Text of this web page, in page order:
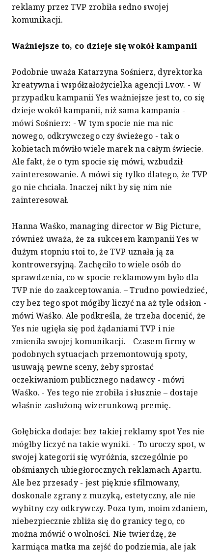
reklamy przez TVP zrobiła sedno swojej
komunikacji.
Ważniejsze to, co dzieje się wokół kampanii
Podobnie uważa Katarzyna Sośnierz, dyrektorka
kreatywna i współzałożycielka agencji Lvov. - W
przypadku kampanii Yes ważniejsze jest to, co się
dzieje wokół kampanii, niż sama kampania -
mówi Sośnierz: - W tym spocie nie ma nic
nowego, odkrywczego czy świeżego - tak o
kobietach mówiło wiele marek na całym świecie.
Ale fakt, że o tym spocie się mówi, wzbudził
zainteresowanie. A mówi się tylko dlatego, że TVP
go nie chciała. Inaczej nikt by się nim nie
zainteresował.
Hanna Waśko, managing director w Big Picture,
również uważa, że za sukcesem kampanii Yes w
dużym stopniu stoi to, że TVP uznała ją za
kontrowersyjną. Zachęciło to wiele osób do
sprawdzenia, co w spocie reklamowym było dla
TVP nie do zaakceptowania. – Trudno powiedzieć,
czy bez tego spot mógłby liczyć na aż tyle odsłon -
mówi Waśko. Ale podkreśla, że trzeba docenić, że
Yes nie ugięła się pod żądaniami TVP i nie
zmieniła swojej komunikacji. - Czasem firmy w
podobnych sytuacjach przemontowują spoty,
usuwają pewne sceny, żeby sprostać
oczekiwaniom publicznego nadawcy - mówi
Waśko. - Yes tego nie zrobiła i słusznie – dostaje
właśnie zasłużoną wizerunkową premię.
Gołębicka dodaje: bez takiej reklamy spot Yes nie
mógłby liczyć na takie wyniki. - To uroczy spot, w
swojej kategorii się wyróżnia, szczególnie po
obśmianych ubiegłorocznych reklamach Apartu.
Ale bez przesady - jest pięknie sfilmowany,
doskonale zgrany z muzyką, estetyczny, ale nie
wybitny czy odkrywczy. Poza tym, moim zdaniem,
niebezpiecznie zbliża się do granicy tego, co
można mówić o wolności. Nie twierdzę, że
karmiąca matka ma zejść do podziemia, ale jak